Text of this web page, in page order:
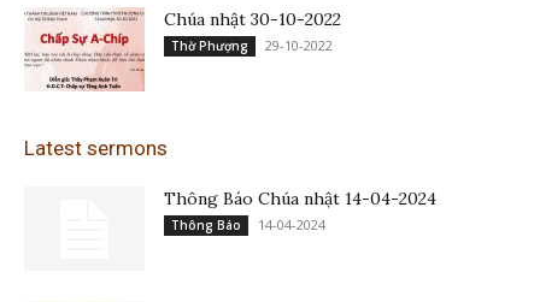
Chúa nhật 30-10-2022
Thờ Phượng 29-10-2022
Latest sermons
Thông Báo Chúa nhật 14-04-2024
Thông Báo 14-04-2024